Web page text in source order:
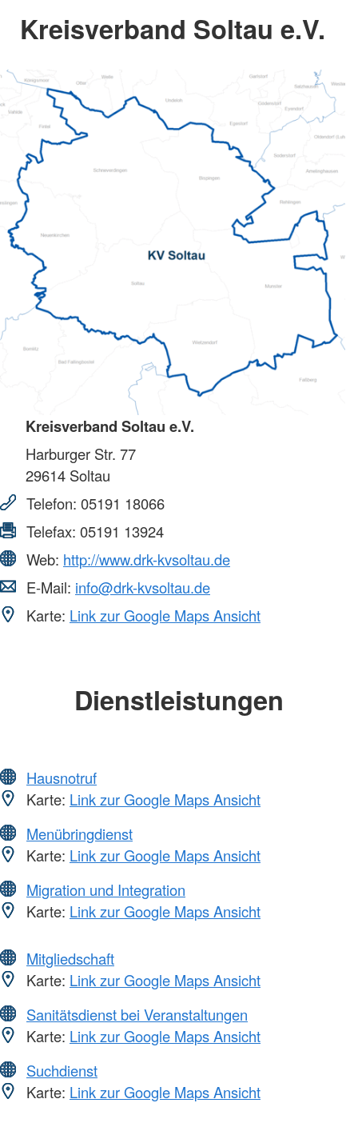
Kreisverband Soltau e.V.
Kreisverband Soltau e.V.
Harburger Str. 77
29614 Soltau
Telefon: 05191 18066
Telefax: 05191 13924
Web: http://www.drk-kvsoltau.de
E-Mail: info@drk-kvsoltau.de
Karte: Link zur Google Maps Ansicht
Dienstleistungen
Hausnotruf
Karte: Link zur Google Maps Ansicht
Menübringdienst
Karte: Link zur Google Maps Ansicht
Migration und Integration
Karte: Link zur Google Maps Ansicht
Mitgliedschaft
Karte: Link zur Google Maps Ansicht
Sanitätsdienst bei Veranstaltungen
Karte: Link zur Google Maps Ansicht
Suchdienst
Karte: Link zur Google Maps Ansicht